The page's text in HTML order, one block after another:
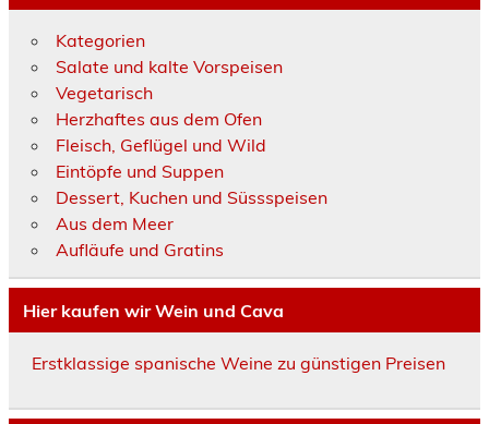
Kategorien
Salate und kalte Vorspeisen
Vegetarisch
Herzhaftes aus dem Ofen
Fleisch, Geflügel und Wild
Eintöpfe und Suppen
Dessert, Kuchen und Süssspeisen
Aus dem Meer
Aufläufe und Gratins
Hier kaufen wir Wein und Cava
Erstklassige spanische Weine zu günstigen Preisen